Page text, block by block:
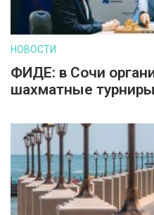
НОВОСТИ
ФИДЕ: в Сочи
шахматные турниры